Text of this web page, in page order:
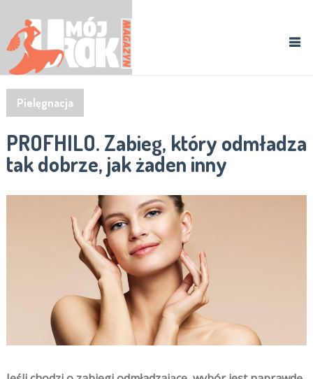
Pielęgnacja
PROFHILO. Zabieg, który odmładza
tak dobrze, jak żaden inny